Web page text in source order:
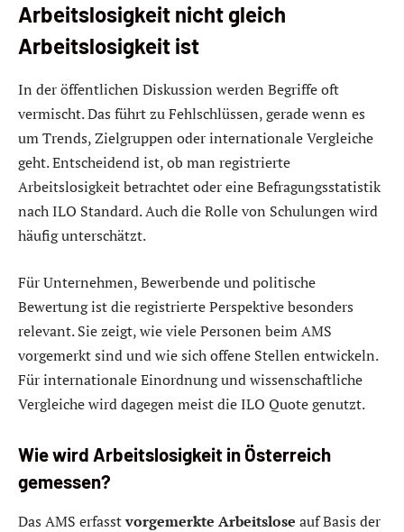
Arbeitslosigkeit nicht gleich
Arbeitslosigkeit ist
In der öffentlichen Diskussion werden Begriffe oft
vermischt. Das führt zu Fehlschlüssen, gerade wenn es
um Trends, Zielgruppen oder internationale Vergleiche
geht. Entscheidend ist, ob man registrierte
Arbeitslosigkeit betrachtet oder eine Befragungsstatistik
nach ILO Standard. Auch die Rolle von Schulungen wird
häufig unterschätzt.
Für Unternehmen, Bewerbende und politische
Bewertung ist die registrierte Perspektive besonders
relevant. Sie zeigt, wie viele Personen beim AMS
vorgemerkt sind und wie sich offene Stellen entwickeln.
Für internationale Einordnung und wissenschaftliche
Vergleiche wird dagegen meist die ILO Quote genutzt.
Wie wird Arbeitslosigkeit in Österreich
gemessen?
Das AMS erfasstvorgemerkte Arbeitslose auf Basis der